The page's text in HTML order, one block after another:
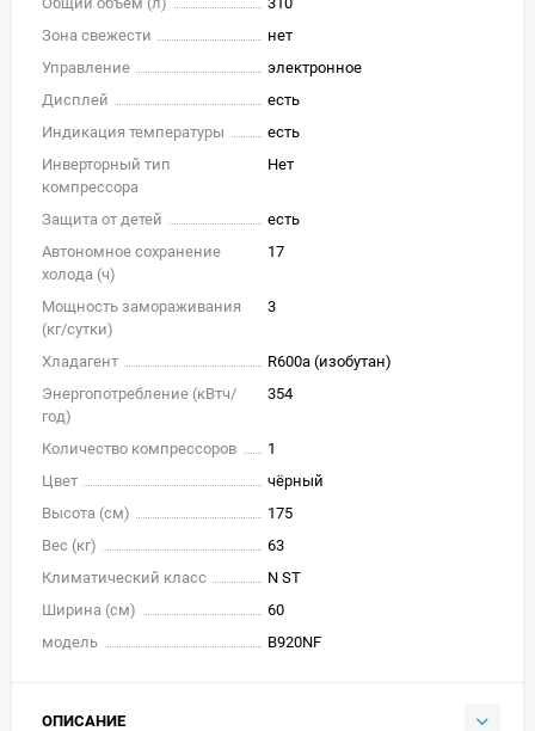
Зона свежести
нет
Управление
электронное
Дисплей
есть
Индикация температуры
есть
Инверторный тип
компрессора
Нет
Защита от детей
есть
Автономное сохранение
холода (ч)
17
Мощность замораживания
(кг/cутки)
3
Хладагент
R600a (изобутан)
Энергопотребление (кВтч/
год)
354
Количество компрессоров
1
Цвет
чёрный
Высота (см)
175
Вес (кг)
63
Климатический класс
N ST
Ширина (см)
60
модель
B920NF
ОПИСАНИЕ